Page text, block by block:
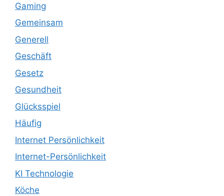
Gaming
Gemeinsam
Generell
Geschäft
Gesetz
Gesundheit
Glücksspiel
Häufig
Internet Persönlichkeit
Internet-Persönlichkeit
KI Technologie
Köche